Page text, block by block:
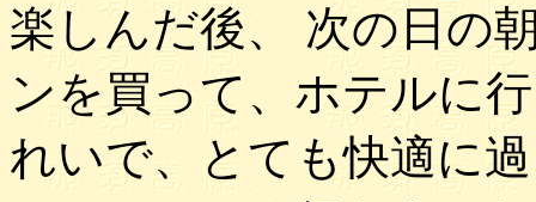
楽しんだ後、 次の日の
ンを買って、ホテルに
れいで、とても快適に